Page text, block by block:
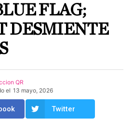
FLAG;
DESMIENTE
QR
el 13 mayo, 2026
Twitter